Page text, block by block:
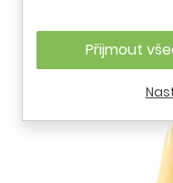
Dullness
Up For Ever -
Přijmout